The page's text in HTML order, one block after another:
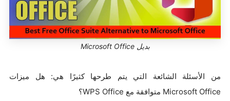
بديل Microsoft Office
من الأسئلة الشائعة التي يتم طرحها كثيرًا هي: هل ميزات
Microsoft Office متوافقة مع WPS Office؟